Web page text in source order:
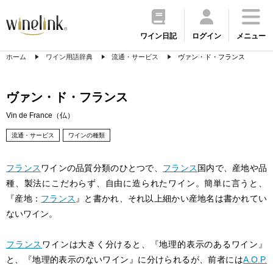
ワイン日記 ログイン メニュー
ホーム ワイン用語辞典 流通・サービス ヴァン・ド・フランス
ヴァン・ド・フランス
Vin de France（仏）
流通・サービス ワインの種類
フランスワインの品質分類のひとつで、 フランス国内で、産地や品
種、製法にこだわらず、自由に造られたワイン。簡単に言うと、
『産地： フランス 』と書かれ、それ以上細かい産地名は書かれてい
ないワイン。
フランス ワインは大きく分けると、『地理的表示のあるワイン』
と、『地理的表示のないワイン』に分けられるが、前者にはA.O.P.